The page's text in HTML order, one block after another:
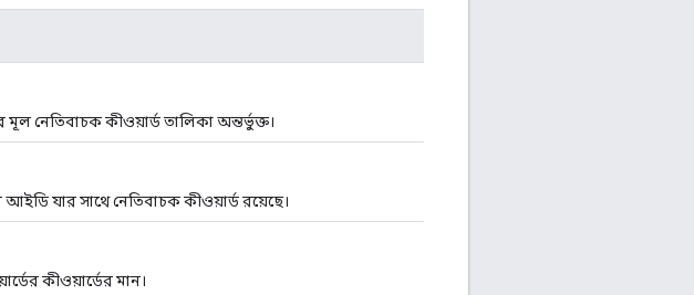
নেতিবাচক কীওয়ার্ড তালিকা অন্তর্ভুক্ত।
যার সাথে নেতিবাচক কীওয়ার্ড রয়েছে।
কীওয়ার্ডের মান।